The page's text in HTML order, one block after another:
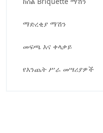
ማድረቂያ ማሽን
መፍጫ እና ቀላቃይ
የእንጨት ሥራ መሣሪያዎች